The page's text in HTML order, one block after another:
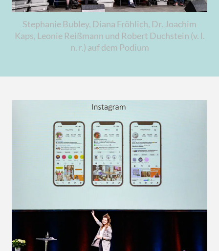
Stephanie Bubley, Diana Fröhlich, Dr. Joachim
Kaps, Leonie Reißmann und Robert Duchstein (v. l.
n. r.) auf dem Podium